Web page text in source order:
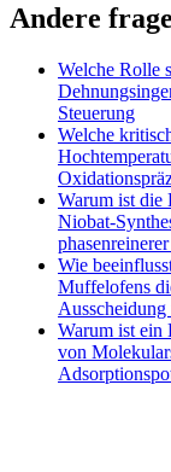
Andere
Welche Rolle
Steuerung
Welche
Warum ist
Niobat-
Wie
Muffelofens
Warum ist ein
von